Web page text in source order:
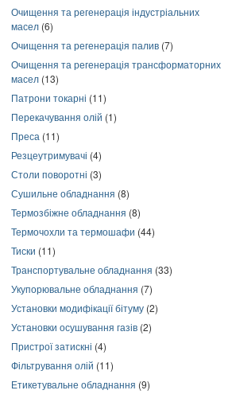
Очищення та регенерація індустріальних
масел (6)
Очищення та регенерація палив (7)
Очищення та регенерація трансформаторних
масел (13)
Патрони токарні (11)
Перекачування олій (1)
Преса (11)
Резцеутримувачі (4)
Столи поворотні (3)
Сушильне обладнання (8)
Термозбіжне обладнання (8)
Термочохли та термошафи (44)
Тиски (11)
Транспортувальне обладнання (33)
Укупорювальне обладнання (7)
Установки модифікації бітуму (2)
Установки осушування газів (2)
Пристрої затискні (4)
Фільтрування олій (11)
Етикетувальне обладнання (9)